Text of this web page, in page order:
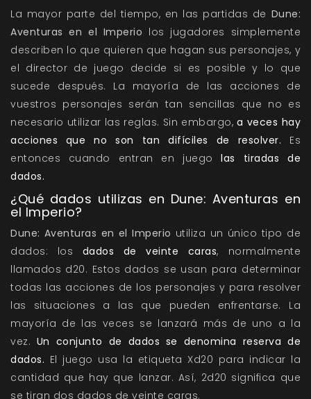
La mayor parte del tiempo, en las partidas de Dune:
Aventuras en el Imperio los jugadores simplemente
describen lo que quieren que hagan sus personajes, y
el director de juego decide si es posible y lo que
sucede después. La mayoría de las acciones de
vuestros personajes serán tan sencillas que no es
necesario utilizar las reglas. Sin embargo,a veces hay
acciones que no son tan difíciles de resolver. Es
entonces cuando entran en juegolas tiradas de
dados.
¿Qué dados utilizas en Dune: Aventuras en
el Imperio?
Dune: Aventuras en el Imperio utiliza un único tipo de
dados: los dados de veinte caras, normalmente
llamados d20. Estos dados se usan para determinar
todas las acciones de los personajes y para resolver
las situaciones a las que pueden enfrentarse. La
mayoría de las veces se lanzará más de uno a la
vez. Un conjunto de dados se denomina reserva de
dados. El juego usa la etiqueta Xd20 para indicar la
cantidad que hay que lanzar. Así, 2d20 significa que
se tiran dos dados de veinte caras.